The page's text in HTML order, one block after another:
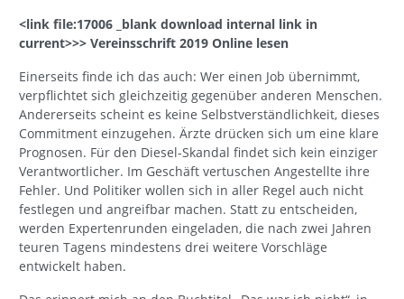
<link file:17006 _blank download internal link in
current>>> Vereinsschrift 2019 Online lesen
Einerseits finde ich das auch: Wer einen Job übernimmt,
verpflichtet sich gleichzeitig gegenüber anderen Menschen.
Andererseits scheint es keine Selbstverständlichkeit, dieses
Commitment einzugehen. Ärzte drücken sich um eine klare
Prognosen. Für den Diesel-Skandal findet sich kein einziger
Verantwortlicher. Im Geschäft vertuschen Angestellte ihre
Fehler. Und Politiker wollen sich in aller Regel auch nicht
festlegen und angreifbar machen. Statt zu entscheiden,
werden Expertenrunden eingeladen, die nach zwei Jahren
teuren Tagens mindestens drei weitere Vorschläge
entwickelt haben.